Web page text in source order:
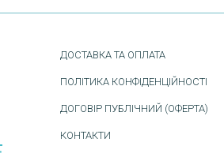
ДОСТАВКА ТА ОПЛАТА
ПОЛІТИКА КОНФІДЕНЦІЙНОСТІ
ДОГОВІР ПУБЛІЧНИЙ (ОФЕРТА)
КОНТАКТИ